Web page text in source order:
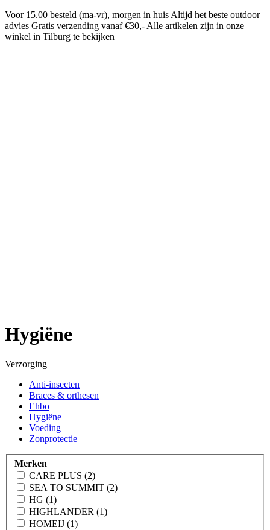
Voor 15.00 besteld (ma-vr), morgen in huis Altijd het beste outdoor
advies Gratis verzending vanaf €30,- Alle artikelen zijn in onze
winkel in Tilburg te bekijken
Hygiëne
Verzorging
Anti-insecten
Braces & orthesen
Ehbo
Hygiëne
Voeding
Zonprotectie
Merken
CARE PLUS (2)
SEA TO SUMMIT (2)
HG (1)
HIGHLANDER (1)
HOMEIJ (1)